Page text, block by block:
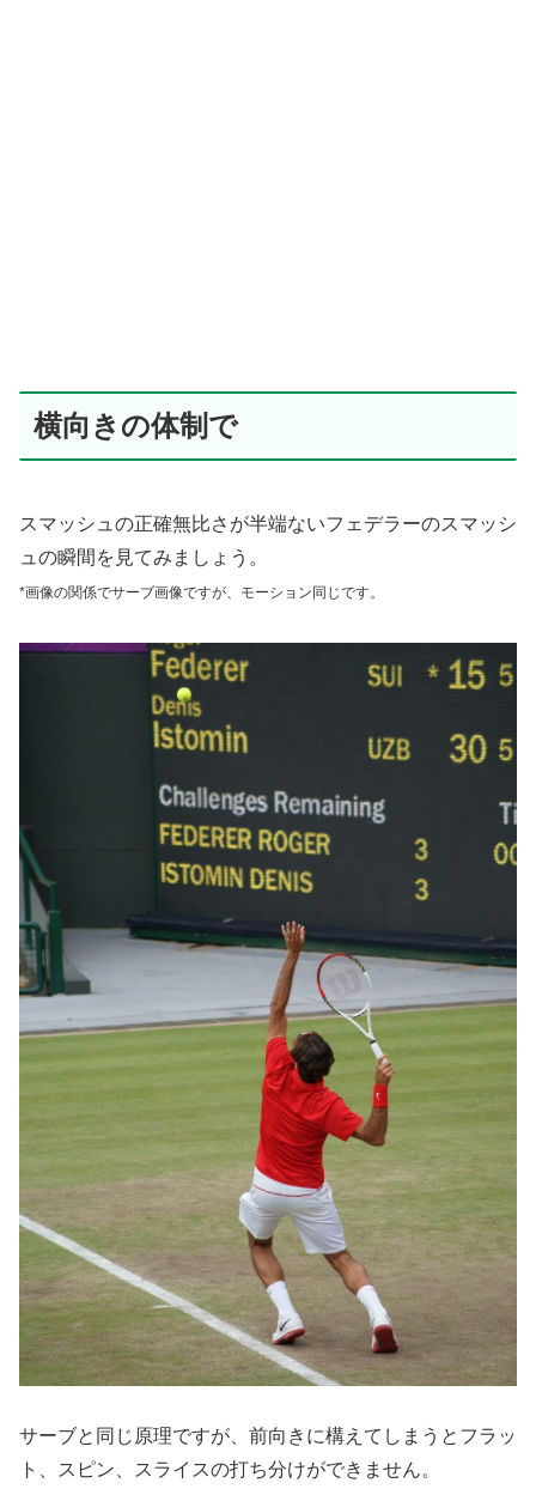
横向きの体制で
スマッシュの正確無比さが半端ないフェデラーのスマッシ
ュの瞬間を見てみましょう。
*画像の関係でサーブ画像ですが、モーション同じです。
サーブと同じ原理ですが、前向きに構えてしまうとフラッ
ト、スピン、スライスの打ち分けができません。